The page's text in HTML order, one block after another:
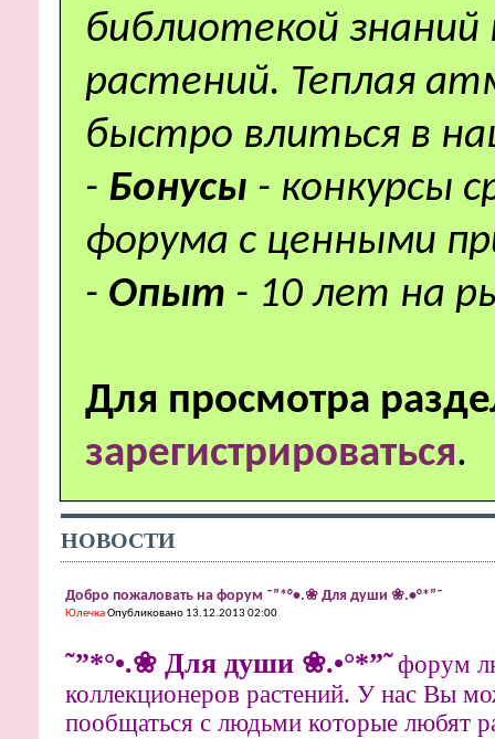
библиотекой
растений. Теплая
быстро влиться в
- Бонусы - конкурсы
форума с ценными
- Опыт - 10 лет на
Для просмотра
зарегистрироваться.
НОВОСТИ
Добро пожаловать на форум ˜”*°•.❀ Для души ❀.•°*”˜
ЮлечкаОпубликовано 13.12.2013 02:00
˜”*°•.❀ Для души ❀.•°*”˜форум
коллекционеров растений. У нас Вы
пообщаться с людьми которые любят